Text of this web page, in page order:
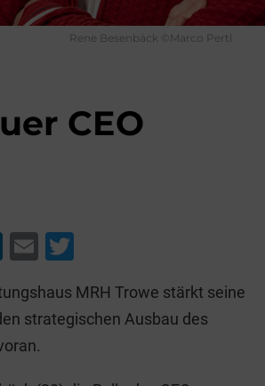
Rene Besenbäck ©Marco Pertl
CEO
Li
k
e
dI
E
ai
l
tt
er
MRH Trowe stärkt seine
strategischen Ausbau des